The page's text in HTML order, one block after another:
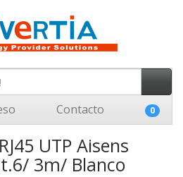
Contacto 0
UTP Aisens
3m/ Blanco